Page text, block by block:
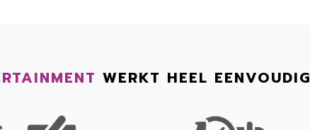
WERKT HEEL EENVOUDIG